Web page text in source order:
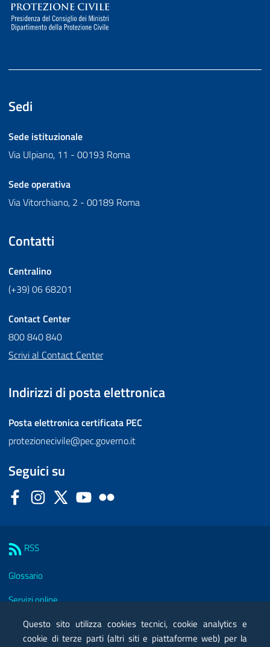
Sedi
Sede istituzionale
Via Ulpiano, 11 - 00193 Roma
Sede operativa
Via Vitorchiano, 2 - 00189 Roma
Contatti
Centralino
(+39) 06 68201
Contact Center
800 840 840
Scrivi al Contact Center
Indirizzi di posta elettronica
Posta elettronica certificata PEC
protezionecivile@pec.governo.it
Seguici su
FacebookInstagram
Twitter YouTube
RSS
Glossario
Servizi online
Moduli
Questo sito utilizza cookies tecnici, cookie analytics e
cookie di terze parti (altri siti e piattaforme web) per la